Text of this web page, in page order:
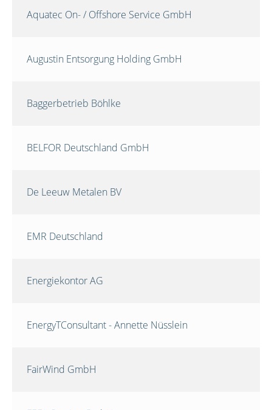
Aquatec On- / Offshore Service GmbH
Augustin Entsorgung Holding GmbH
Baggerbetrieb Böhlke
BELFOR Deutschland GmbH
De Leeuw Metalen BV
EMR Deutschland
Energiekontor AG
EnergyTConsultant - Annette Nüsslein
FairWind GmbH